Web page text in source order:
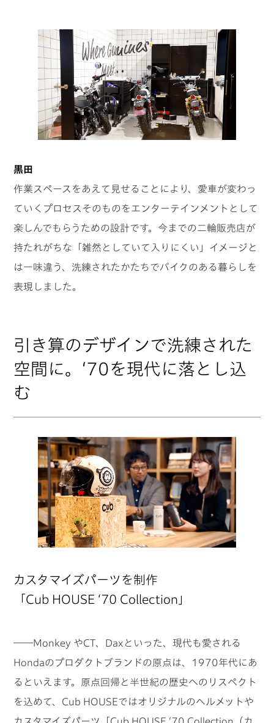
黒田
作業スペースをあえて見せることにより、愛車が変わっ
ていくプロセスそのものをエンターテインメントとして
楽しんでもらうための設計です。今までの二輪販売店が
持たれがちな「雑然としていて入りにくい」イメージと
は一味違う、洗練されたかたちでバイクのある暮らしを
表現しました。
引き算のデザインで洗練された
空間に。‘70を現代に落とし込
む
カスタマイズパーツを制作
「Cub HOUSE ‘70 Collection」
――Monkey やCT、Daxといった、現代も愛される
Hondaのプロダクトブランドの原点は、1970年代にあ
るといえます。原点回帰と半世紀の歴史へのリスペクト
を込めて、Cub HOUSEではオリジナルのヘルメットや